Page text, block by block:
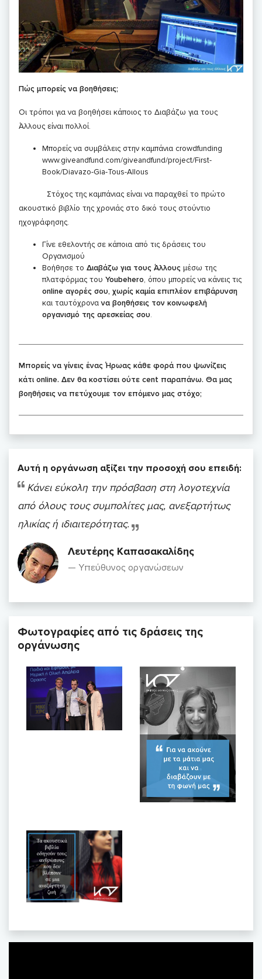
Πώς μπορείς να βοηθήσεις;
Οι τρόποι για να βοηθήσει κάποιος το Διαβάζω για τους
Άλλους είναι πολλοί.
Μπορείς να συμβάλεις στην καμπάνια crowdfunding
www.giveandfund.com/giveandfund/project/First-
Book/Diavazo-Gia-Tous-Allous
Στόχος της καμπάνιας είναι να παραχθεί το πρώτο
ακουστικό βιβλίο της χρονιάς στο δικό τους στούντιο
ηχογράφησης.
Γίνε εθελοντής σε κάποια από τις δράσεις του
Οργανισμού
Βοήθησε το Διαβάζω για τους Άλλους μέσω της
πλατφόρμας του Youbehero, όπου μπορείς να κάνεις τις
online αγορές σου, χωρίς καμία επιπλέον επιβάρυνση
και ταυτόχρονανα βοηθήσεις τον κοινωφελή
οργανισμό της αρεσκείας σου.
Μπορείς να γίνεις ένας Ήρωας κάθε φορά που ψωνίζεις
κάτι online. Δεν θα κοστίσει ούτε cent παραπάνω. Θα μας
βοηθήσεις να πετύχουμε τον επόμενο μας στόχο;
Αυτή η οργάνωση αξίζει την προσοχή σου επειδή:
Κάνει εύκολη την πρόσβαση στη λογοτεχνία
από όλους τους συμπολίτες μας, ανεξαρτήτως
ηλικίας ή ιδιαιτερότητας.
Λευτέρης Καπασακαλίδης
Υπεύθυνος οργανώσεων
Φωτογραφίες από τις δράσεις της
οργάνωσης